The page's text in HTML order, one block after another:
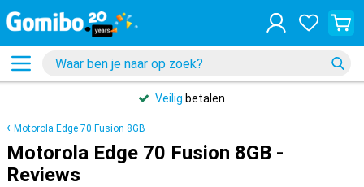
Veilig betalen
Motorola Edge 70 Fusion 8GB
Motorola Edge 70 Fusion 8GB -
Reviews